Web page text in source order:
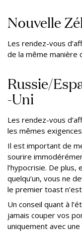
Nouvelle
Les rendez-vous
de la même manière
Russie/
-Uni
Les rendez-vous
les mêmes
Il est important de
sourire
l’hypocrisie. De plus,
quelqu’un, vous ne
le premier toast
Un conseil quant à
jamais couper vos
uniquement avec